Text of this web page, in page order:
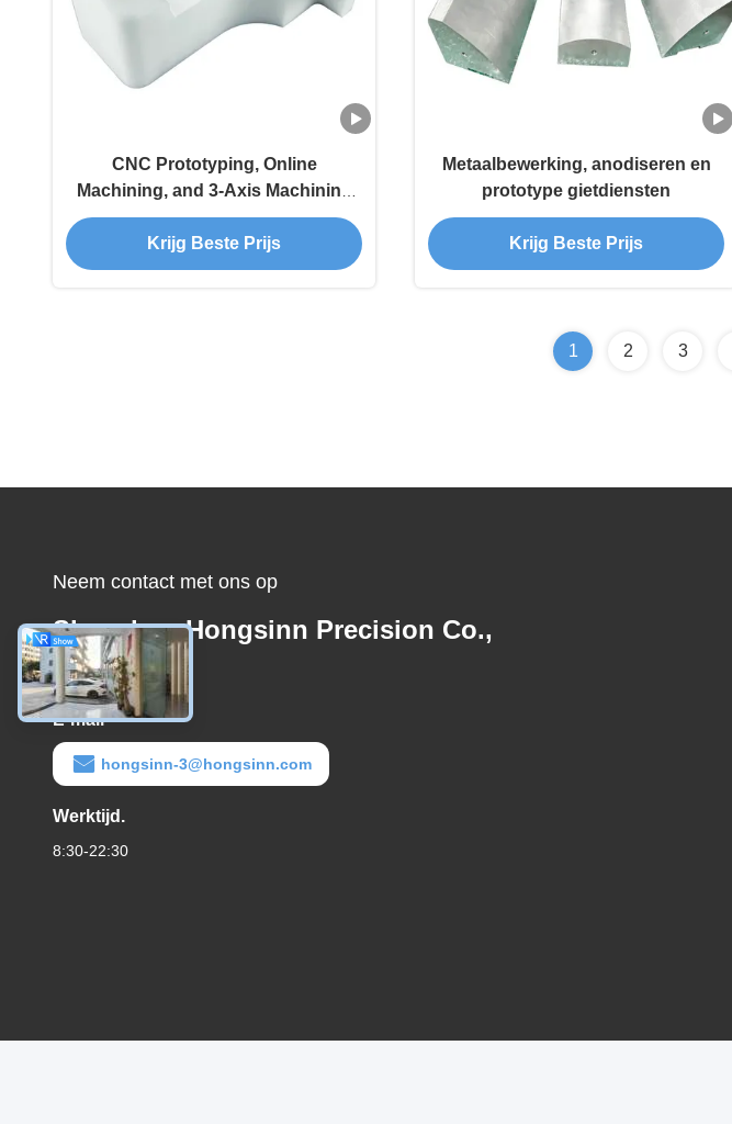
CNC Prototyping, Online
Machining, and 3-Axis Machining
Services
Krijg Beste Prijs
Metaalbewerking, anodiseren en
prototype gietdiensten
Krijg Beste Prijs
1 2 3
Neem contact met ons op
Shenzhen Hongsinn Precision Co.,
Ltd.
E-mail
hongsinn-3@hongsinn.com
Werktijd.
8:30-22:30